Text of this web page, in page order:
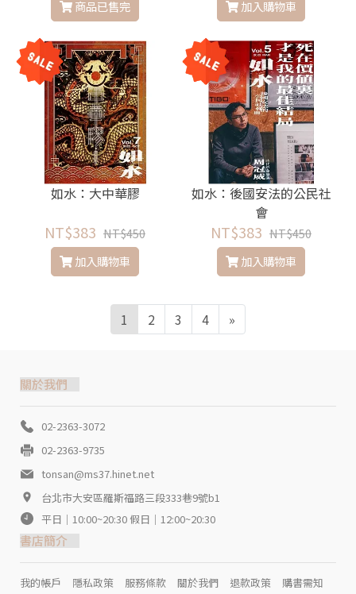
商品已售完
加入購物車
如水：大中華膠
NT$383 NT$450
加入購物車
如水：後國安法的公民社
會
NT$383 NT$450
加入購物車
1 2 3 4 »
關於我們
02-2363-3072
02-2363-9735
tonsan@ms37.hinet.net
台北市大安區羅斯福路三段333巷9號b1
平日｜10:00~20:30 假日｜12:00~20:30
書店簡介
我的帳戶 隱私政策 服務條款 關於我們 退款政策 購書需知